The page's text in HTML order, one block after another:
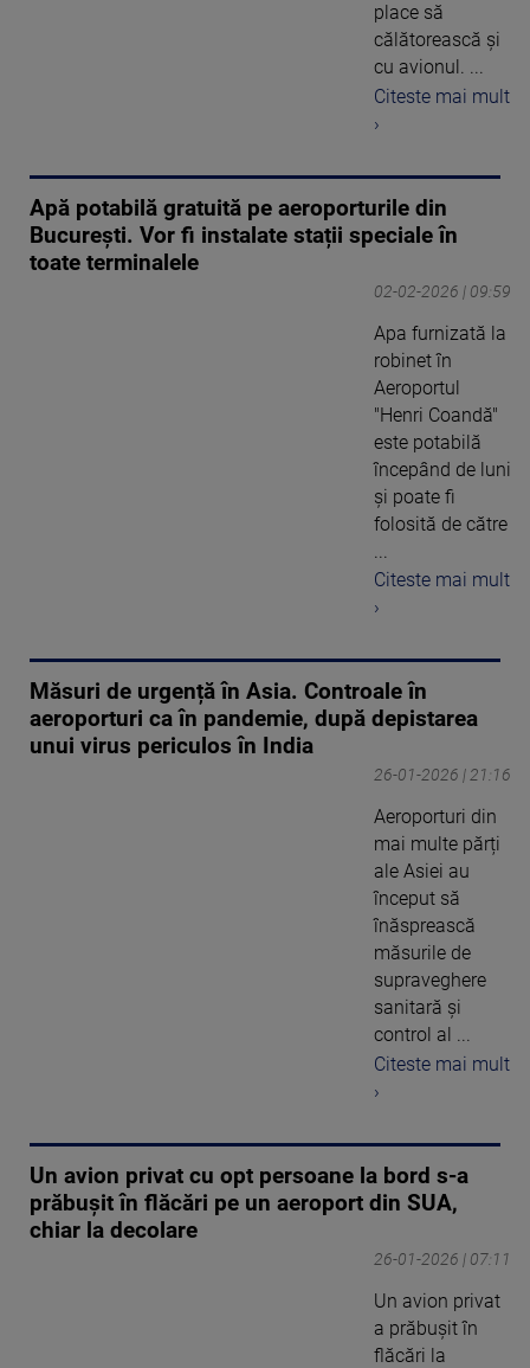
place să
călătorească și
cu avionul. ...
Citeste mai mult
›
Apă potabilă gratuită pe aeroporturile din
București. Vor fi instalate stații speciale în
toate terminalele
02-02-2026 | 09:59
Apa furnizată la
robinet în
Aeroportul
"Henri Coandă"
este potabilă
începând de luni
şi poate fi
folosită de către
...
Citeste mai mult
›
Măsuri de urgență în Asia. Controale în
aeroporturi ca în pandemie, după depistarea
unui virus periculos în India
26-01-2026 | 21:16
Aeroporturi din
mai multe părți
ale Asiei au
început să
înăsprească
măsurile de
supraveghere
sanitară și
control al ...
Citeste mai mult
›
Un avion privat cu opt persoane la bord s-a
prăbuşit în flăcări pe un aeroport din SUA,
chiar la decolare
26-01-2026 | 07:11
Un avion privat
a prăbuşit în
flăcări la